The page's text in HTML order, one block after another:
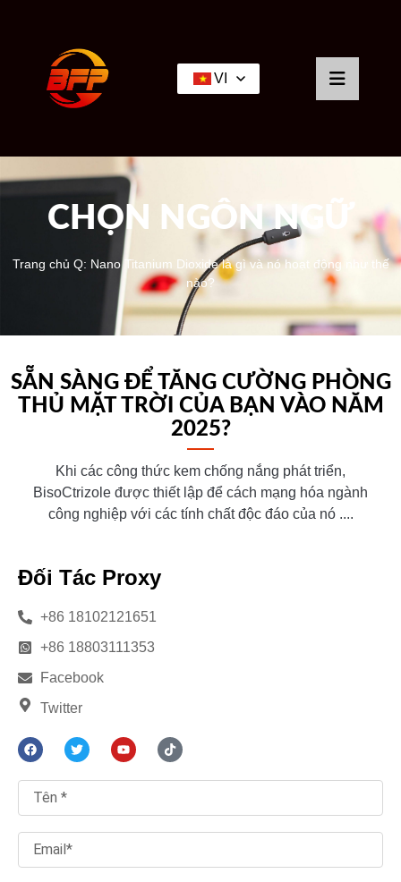
VI
CHỌN NGÔN NGỮ
Trang chủ Q: Nano Titanium Dioxide là gì và nó hoạt động như thế
nào?
SẴN SÀNG ĐỂ TĂNG CƯỜNG PHÒNG
THỦ MẶT TRỜI CỦA BẠN VÀO NĂM
2025?
Khi các công thức kem chống nắng phát triển,
BisoCtrizole được thiết lập để cách mạng hóa ngành
công nghiệp với các tính chất độc đáo của nó ....
Đối Tác Proxy
+86 18102121651
+86 18803111353
Facebook
Twitter